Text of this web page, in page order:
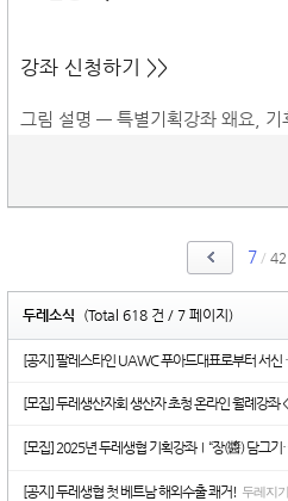
강좌 신청하기 >>
그림 설명 — 특별기획강좌 왜요, 기
7 / 42
두레소식 (Total 618 건 / 7 페이지)
[공지] 팔레스타인 UAWC 푸아드대표로부터 서
[모집] 두레생산자회 생산자 초청 온라인 월례강좌
[모집] 2025년 두레생협 기획강좌Ⅰ“장(醬) 담그
[공지] 두레생협 첫 베트남 해외수출 쾌거! 두레지기